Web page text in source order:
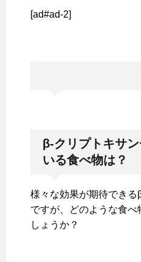
[ad#ad-2]
β-クリプトキサ
いる食べ物は？
様々な効果が期待できる
ですが、どのような食
しょうか？